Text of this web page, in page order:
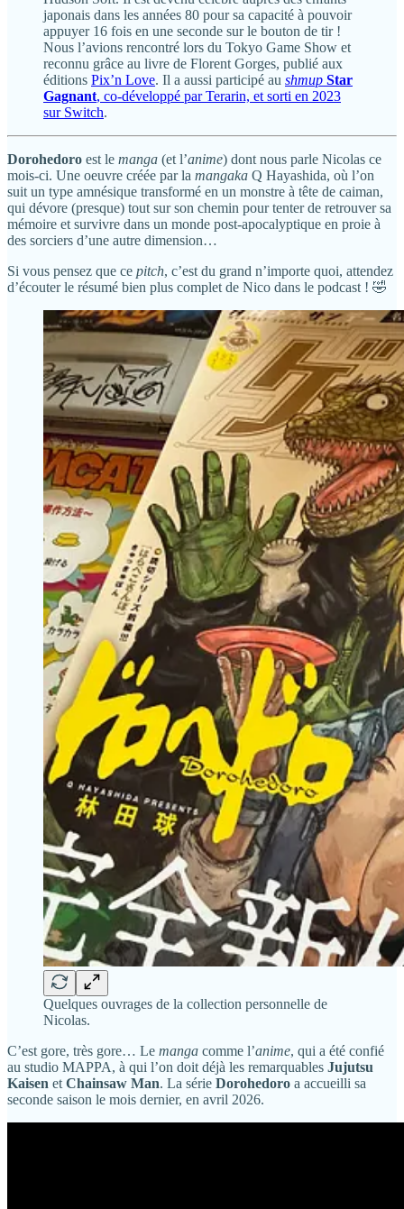
japonais dans les années 80 pour sa capacité à pouvoir
appuyer 16 fois en une seconde sur le bouton de tir !
Nous l’avions rencontré lors du Tokyo Game Show et
reconnu grâce au livre de Florent Gorges, publié aux
éditions Pix’n Love. Il a aussi participé au shmup Star
Gagnant, co-développé par Terarin, et sorti en 2023
sur Switch.
Dorohedoro est le manga (et l’anime) dont nous parle Nicolas ce
mois-ci. Une oeuvre créée par la mangaka Q Hayashida, où l’on
suit un type amnésique transformé en un monstre à tête de caiman,
qui dévore (presque) tout sur son chemin pour tenter de retrouver sa
mémoire et survivre dans un monde post-apocalyptique en proie à
des sorciers d’une autre dimension…
Si vous pensez que ce pitch, c’est du grand n’importe quoi, attendez
d’écouter le résumé bien plus complet de Nico dans le podcast ! 🤣
Quelques ouvrages de la collection personnelle de
Nicolas.
C’est gore, très gore… Le manga comme l’anime, qui a été confié
au studio MAPPA, à qui l’on doit déjà les remarquables Jujutsu
Kaisen et Chainsaw Man. La série Dorohedoro a accueilli sa
seconde saison le mois dernier, en avril 2026.